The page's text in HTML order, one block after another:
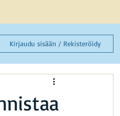
Kirjaudu sisään / Rekisteröidy